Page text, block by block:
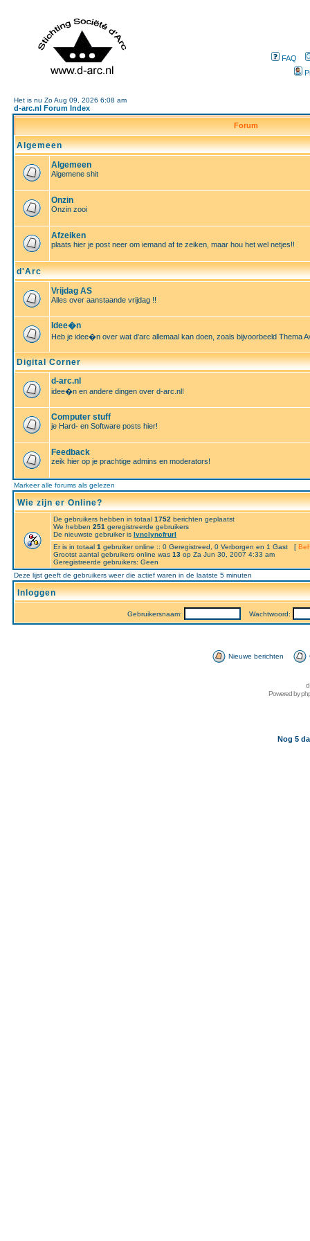
FAQ
Het is nu Zo Aug 09, 2026 6:08 am
d-arc.nl Forum Index
Forum
Algemeen
Algemeen
Algemene shit
Onzin
Onzin zooi
Afzeiken
plaats hier je post neer om iemand af te zeiken, maar hou het wel netjes!!
d'Arc
Vrijdag AS
Alles over aanstaande vrijdag !!
Idee�n
Heb je idee�n over wat d'arc allemaal kan doen, zoals bijvoorbeeld Thema
Digital Corner
d-arc.nl
idee�n en andere dingen over d-arc.nl!
Computer stuff
je Hard- en Software posts hier!
Feedback
zeik hier op je prachtige admins en moderators!
Markeer alle forums als gelezen
Wie zijn er Online?
De gebruikers hebben in totaal 1752 berichten geplaatst
We hebben 251 geregistreerde gebruikers
De nieuwste gebruiker is lynclyncfrurl
Er is in totaal 1 gebruiker online :: 0 Geregistreed, 0 Verborgen en 1 Gast [
Grootst aantal gebruikers online was 13 op Za Jun 30, 2007 4:33 am
Geregistreerde gebruikers: Geen
Deze lijst geeft de gebruikers weer die actief waren in de laatste 5 minuten
Inloggen
Gebruikersnaam: Wachtwoord:
Nieuwe berichten
Powered by
Nog 5